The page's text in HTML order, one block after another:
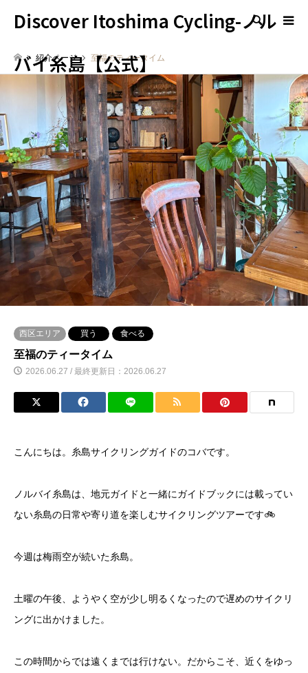
Discover Itoshima Cycling-ノル
バイ糸島【公式】
検索
紹介ページ 至福のティータイム
西区エリア 買う 食べる
至福のティータイム
2026.06.27 / 最終更新日：2026.06.27
こんにちは。糸島サイクリングガイドのコバです。
ノルバイ糸島は、地元ガイドと一緒にガイドブックには載ってい
ない糸島の日常や寄り道を楽しむサイクリングツアーです🚲
今週は梅雨空が続いた糸島。
土曜の午後、ようやく空が少し明るくなったので遅めのサイクリ
ングに出かけました。
この時間からでは遠くまでは行けない。だからこそ、近くをゆっ